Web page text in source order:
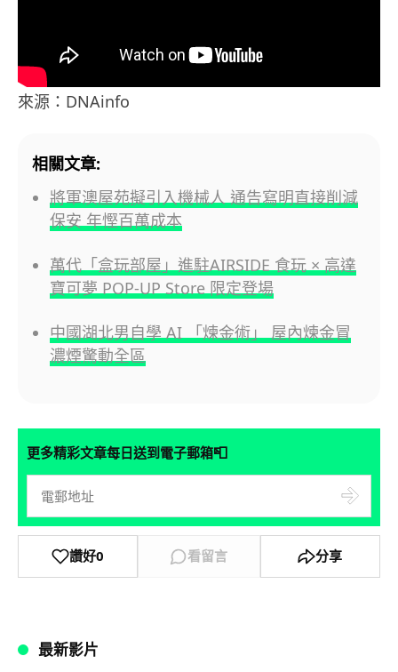
來源：DNAinfo
相關文章:
將軍澳屋苑擬引入機械人 通告寫明直接削減
保安 年慳百萬成本
萬代「盒玩部屋」進駐AIRSIDE 食玩 × 高達
寶可夢 POP-UP Store 限定登場
中國湖北男自學 AI 「煉金術」 屋內煉金冒
濃煙驚動全區
更多精彩文章每日送到電子郵箱📮
讚好0 看留言 分享
最新影片